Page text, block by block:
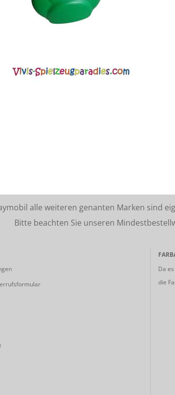
alle weiteren genanten Marken sind
Bitte beachten Sie unseren
Da
die